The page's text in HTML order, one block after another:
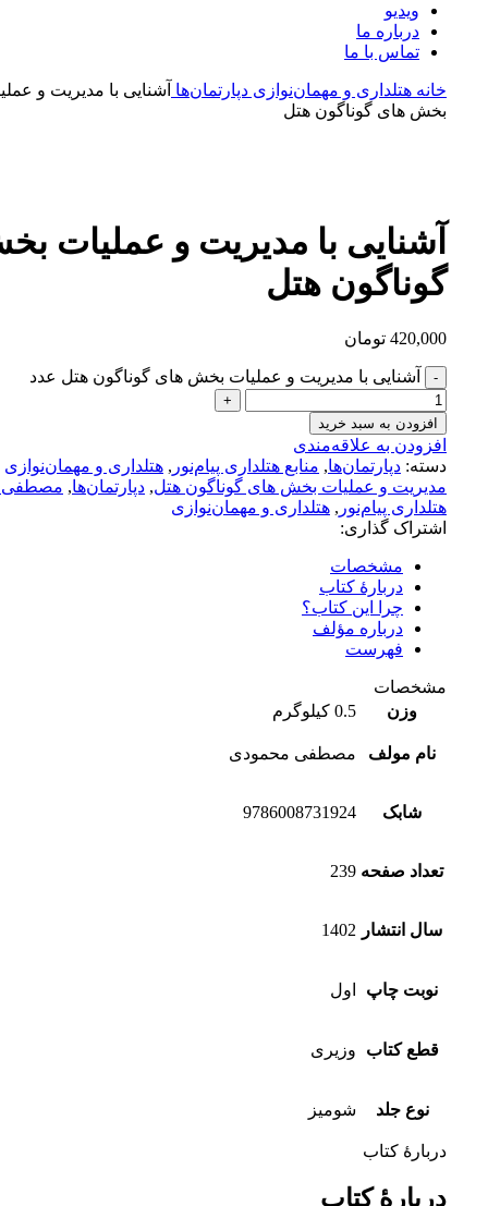
ویدیو
درباره‌ ما
تماس با ما
خانه هتلداری و مهمان‌نوازی دپارتمان‌ها آشنایی با مدیریت و
بخش های گوناگون هتل
آشنایی با مدیریت و عملیات
گوناگون هتل
420,000 تومان
آشنایی با مدیریت و عملیات بخش های گوناگون هتل عدد
افزودن به سبد خرید
افزودن به علاقه‌مندی
دسته: دپارتمان‌ها, منابع هتلداری پیام‌نور , هتلداری و مهمان‌نوازی
مدیریت و عملیات بخش های گوناگون هتل, دپارتمان‌ها, مصطفی
هتلداری پیام‌نور , هتلداری و مهمان‌نوازی
اشتراک گذاری:
مشخصات
دربارهٔ کتاب
چرا این کتاب؟
درباره مؤلف
فهرست
مشخصات
وزن
0.5 کیلوگرم
نام مولف مصطفی محمودی
شابک 9786008731924
تعداد صفحه 239
سال انتشار 1402
نوبت چاپ اول
قطع کتاب وزیری
نوع جلد شومیز
دربارهٔ کتاب
دربارهٔ کتاب